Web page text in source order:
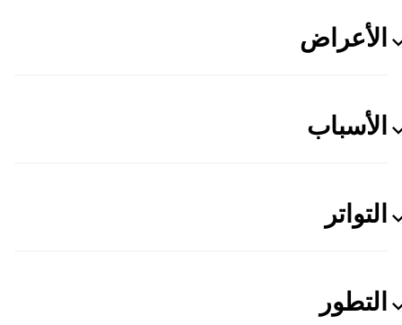
الأعراض
الأسباب
التواتر
التطور